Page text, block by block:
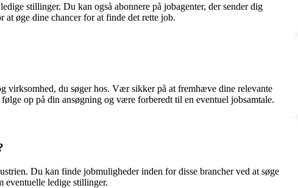
stillinger. Du kan også abonnere på jobagenter, der sender dig
øge dine chancer for at finde det rette job.
virksomhed, du søger hos. Vær sikker på at fremhæve dine relevante
op på din ansøgning og være forberedt til en eventuel jobsamtale.
Du kan finde jobmuligheder inden for disse brancher ved at søge
eventuelle ledige stillinger.